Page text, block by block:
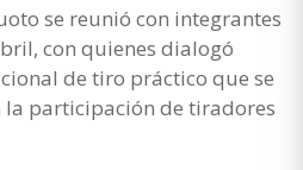
se reunió con integrantes
con quienes dialogó
de tiro práctico que se
la participación de tiradores